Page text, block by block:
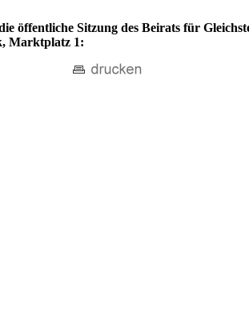
öffentliche Sitzung des Beirats für
Marktplatz 1: